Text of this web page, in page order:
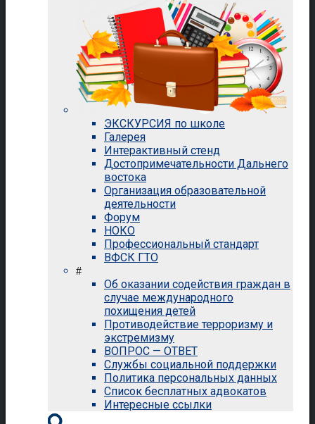
ЭКСКУРСИЯ по школе
Галерея
Интерактивный стенд
Достопримечательности Дальнего
востока
Организация образовательной
деятельности
Форум
НОКО
Профессиональный стандарт
ВФСК ГТО
#
Об оказании содействия граждан в
случае международного
похищения детей
Противодействие терроризму и
экстремизму
ВОПРОС — ОТВЕТ
Службы социальной поддержки
Политика персональных данных
Список бесплатных адвокатов
Интересные ссылки